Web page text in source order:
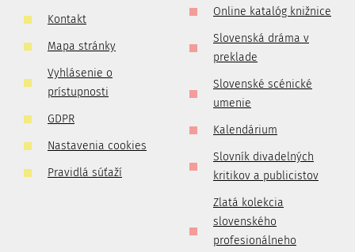
Kontakt
Mapa stránky
Vyhlásenie o
prístupnosti
GDPR
Nastavenia cookies
Pravidlá súťaží
Online katalóg knižnice
Slovenská dráma v
preklade
Slovenské scénické
umenie
Kalendárium
Slovník divadelných
kritikov a publicistov
Zlatá kolekcia
slovenského
profesionálneho